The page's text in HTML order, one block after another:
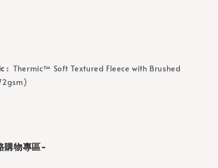
: Thermic™ Soft Textured Fleece with Brushed
購物專區-